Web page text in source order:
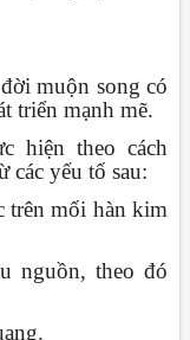
muộn song có
triển mạnh mẽ.
hiện theo cách
các yếu tố sau:
trên mối hàn kim
nguồn, theo đó